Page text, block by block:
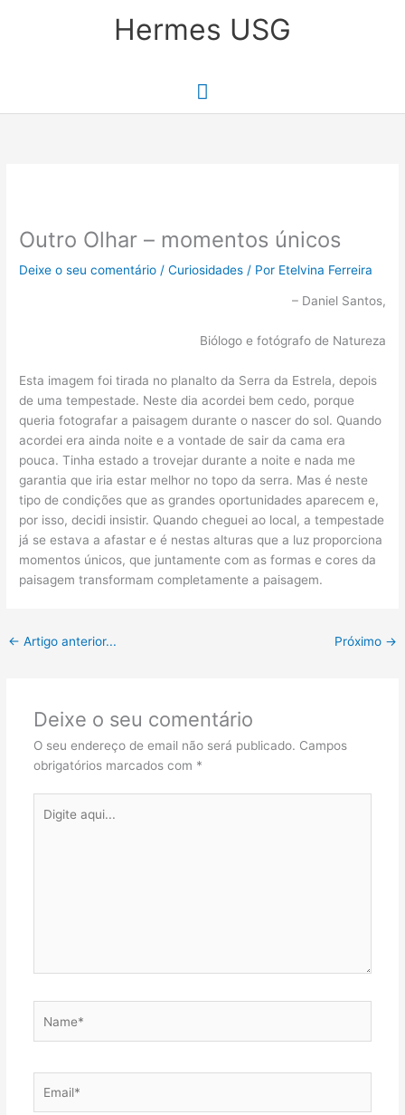
Hermes USG
Main
Outro Olhar – momentos únicos
Deixe o seu comentário /Curiosidades / Por Etelvina Ferreira
– Daniel Santos,
Biólogo e fotógrafo de Natureza
Esta imagem foi tirada no planalto da Serra da Estrela, depois
de uma tempestade. Neste dia acordei bem cedo, porque
queria fotografar a paisagem durante o nascer do sol. Quando
acordei era ainda noite e a vontade de sair da cama era
pouca. Tinha estado a trovejar durante a noite e nada me
garantia que iria estar melhor no topo da serra. Mas é neste
tipo de condições que as grandes oportunidades aparecem e,
por isso, decidi insistir. Quando cheguei ao local, a tempestade
já se estava a afastar e é nestas alturas que a luz proporciona
momentos únicos, que juntamente com as formas e cores da
paisagem transformam completamente a paisagem.
← Artigo anterior... Próximo →
Deixe o seu comentário
O seu endereço de email não será publicado. Campos
obrigatórios marcados com *
aqui...